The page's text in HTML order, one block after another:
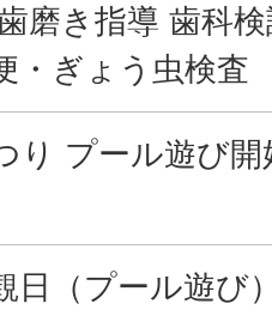
磨き指導 歯科
・ぎょう虫検査
り プール遊び
日（プール遊び